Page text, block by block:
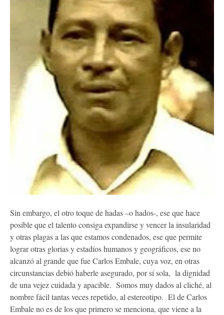
Sin embargo, el otro toque de hadas –o hados-, ese que hace
posible que el talento consiga expandirse y vencer la insularidad
y otras plagas a las que estamos condenados, ese que permite
lograr otras glorias y estadíos humanos y geográficos, ese no
alcanzó al grande que fue Carlos Embale, cuya voz, en otras
circunstancias debió haberle asegurado, por sí sola, la dignidad
de una vejez cuidada y apacible. Somos muy dados al cliché, al
nombre fácil tantas veces repetido, al estereotipo. El de Carlos
Embale no es de los que primero se menciona, que viene a la